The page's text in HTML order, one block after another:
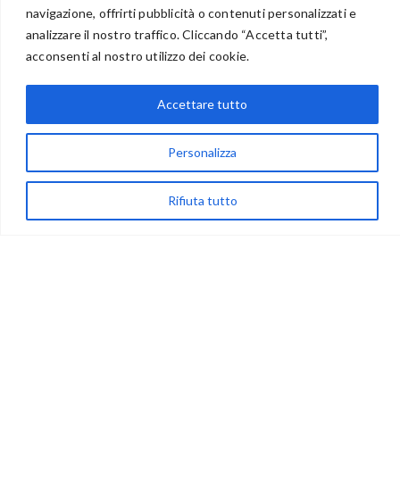
navigazione, offrirti pubblicità o contenuti personalizzati e
analizzare il nostro traffico. Cliccando “Accetta tutti”,
acconsenti al nostro utilizzo dei cookie.
Personalizza
Rifiuta tutto
Accettare tutto
BENVENUTI NEL PORTALE RIVENDITORI
via Acqua delle Noci 12
83024 Monteforte Irpino (AV)
(+39) 081-7777233